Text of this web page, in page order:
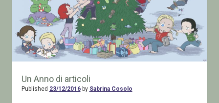
Un Anno di articoli
Published 23/12/2016by Sabrina Cosolo